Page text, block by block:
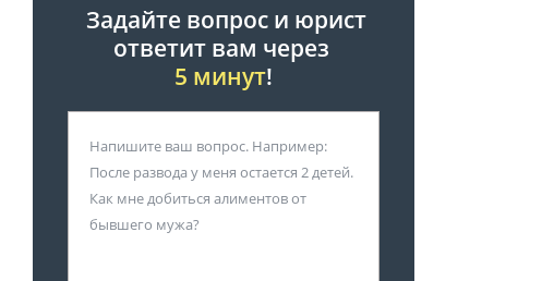
Задайте вопрос и юрист
ответит вам через
5 минут!